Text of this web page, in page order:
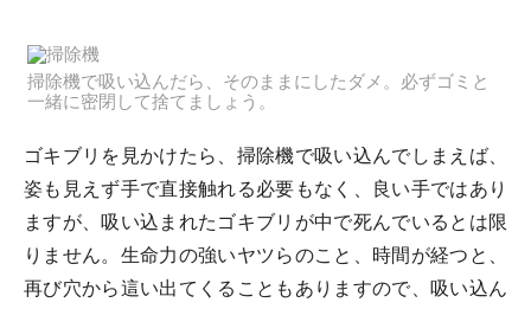
掃除機で吸い込んだら、そのままにしたダメ。必ずゴミと
一緒に密閉して捨てましょう。
ゴキブリを見かけたら、掃除機で吸い込んでしまえば、
姿も見えず手で直接触れる必要もなく、良い手ではあり
ますが、吸い込まれたゴキブリが中で死んでいるとは限
りません。生命力の強いヤツらのこと、時間が経つと、
再び穴から這い出てくることもありますので、吸い込ん